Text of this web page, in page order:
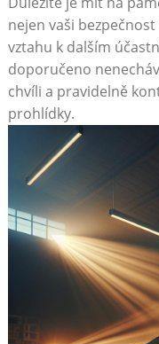
nejen vaši
vztahu k dalším
doporučeno
chvíli a pravidelně
prohlídky.